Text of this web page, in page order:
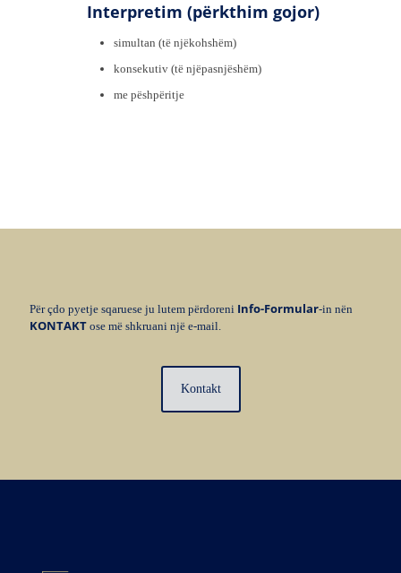
Interpretim (përkthim gojor)
simultan (të njëkohshëm)
konsekutiv (të njëpasnjëshëm)
me pëshpëritje
Për çdo pyetje sqaruese ju lutem përdoreni Info-Formular-in nën
KONTAKT ose më shkruani një e-mail.
Kontakt